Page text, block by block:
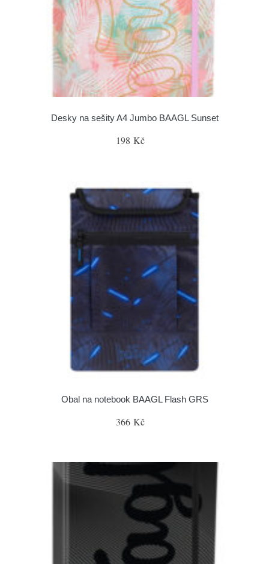
Desky na sešity A4 Jumbo BAAGL Sunset
198 Kč
Obal na notebook BAAGL Flash GRS
366 Kč